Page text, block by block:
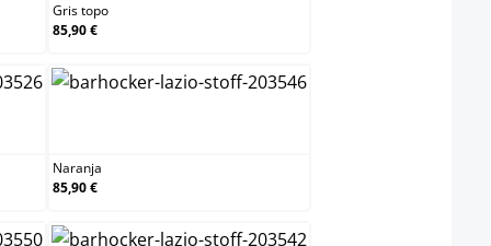
Gris topo
85,90 €
Naranja
85,90 €